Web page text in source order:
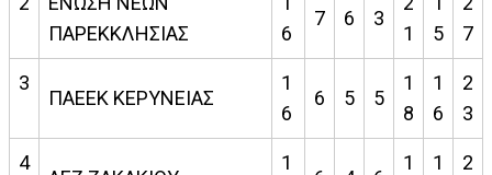
ΠΑΡΕΚΚΛΗΣΙΑΣ
6
7 6 3
1
5
7
3
ΠΑΕΕΚ ΚΕΡΥΝΕΙΑΣ
1
6
6 5 5
1
8
1
6
2
3
4
1
1
1
2